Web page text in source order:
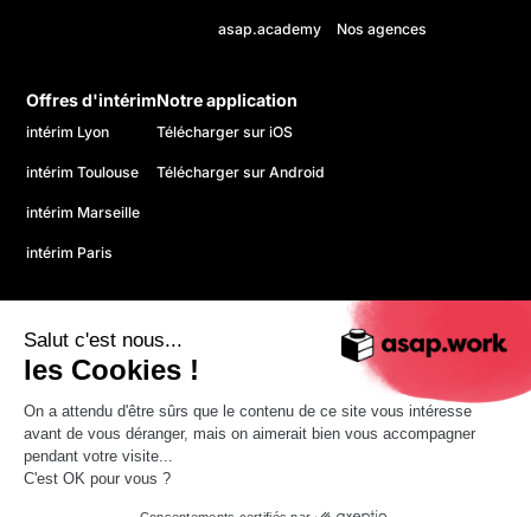
Salut c'est nous...
les Cookies !
On a attendu d'être sûrs que le contenu de ce site vous intéresse
avant de vous déranger, mais on aimerait bien vous accompagner
pendant votre visite...
C'est OK pour vous ?
asap.academy Nos agences
Offres d'intérim
intérim Lyon
intérim Toulouse
intérim Marseille
intérim Paris
Notre application
Télécharger sur iOS
Télécharger sur Android
CGU
Politique de confidentialité
© 2026 asap. Tous droits réservés.